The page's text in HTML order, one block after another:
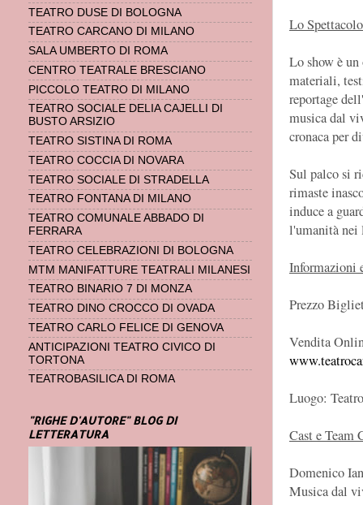
Lo Spettacolo
Lo show è
materiali,
reportage
musica dal
cronaca per
Sul palco si
rimaste
induce a
l'umanità nei
Informazioni
Prezzo
Vendita
Luogo:
Cast e Team
Domenico
Musica dal
TEATRO DUSE DI BOLOGNA
TEATRO CARCANO DI MILANO
SALA UMBERTO DI ROMA
CENTRO TEATRALE BRESCIANO
PICCOLO TEATRO DI MILANO
TEATRO SOCIALE DELIA CAJELLI DI
BUSTO ARSIZIO
TEATRO SISTINA DI ROMA
TEATRO COCCIA DI NOVARA
TEATRO SOCIALE DI STRADELLA
TEATRO FONTANA DI MILANO
TEATRO COMUNALE ABBADO DI
FERRARA
TEATRO CELEBRAZIONI DI BOLOGNA
MTM MANIFATTURE TEATRALI MILANESI
TEATRO BINARIO 7 DI MONZA
TEATRO DINO CROCCO DI OVADA
TEATRO CARLO FELICE DI GENOVA
ANTICIPAZIONI TEATRO CIVICO DI
TORTONA
TEATROBASILICA DI ROMA
"RIGHE D'AUTORE" BLOG DI
LETTERATURA